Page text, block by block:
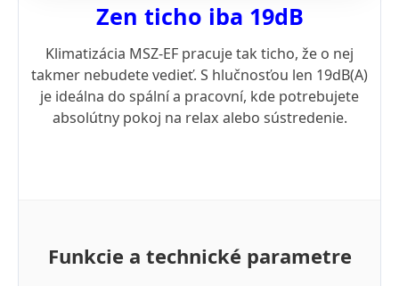
Zen ticho iba 19dB
Klimatizácia MSZ-EF pracuje tak ticho, že o nej
takmer nebudete vedieť. S hlučnosťou len 19dB(A)
je ideálna do spální a pracovní, kde potrebujete
absolútny pokoj na relax alebo sústredenie.
Funkcie a technické parametre